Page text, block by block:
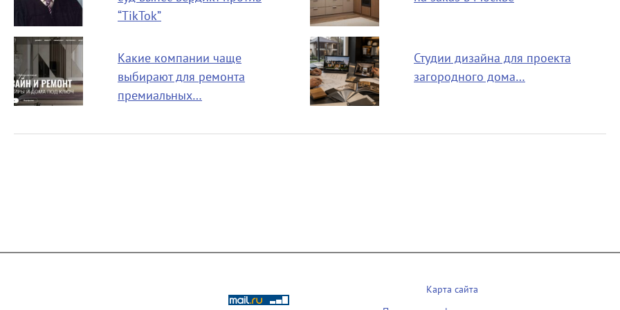
“TikTok”
Какие компании чаще
выбирают для ремонта
премиальных…
Студии дизайна для проекта
загородного дома…
Карта сайта